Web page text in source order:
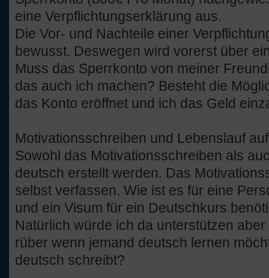
eine Verpflichtungserklärung aus.
Die Vor- und Nachteile einer
bewusst. Deswegen wird vorerst über
Muss das Sperrkonto von meiner
das auch ich machen? Besteht die
das Konto eröffnet und ich das Geld
Motivationsschreiben und Lebenslauf
Sowohl das Motivationsschreiben als
deutsch erstellt werden. Das
selbst verfassen. Wie ist es für eine
und ein Visum für ein Deutschkurs
Natürlich würde ich da unterstützen
rüber wenn jemand deutsch lernen
deutsch schreibt?